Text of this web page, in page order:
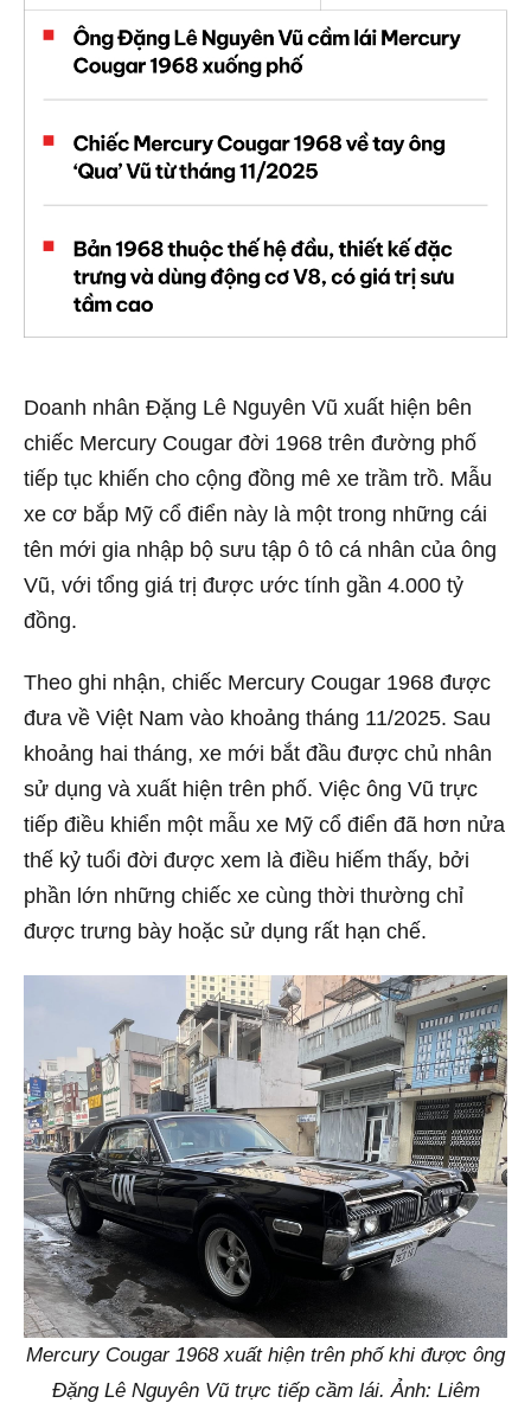
Doanh nhân Đặng Lê Nguyên Vũ xuất hiện bên
chiếc Mercury Cougar đời 1968 trên đường phố
tiếp tục khiến cho cộng đồng mê xe trầm trồ. Mẫu
xe cơ bắp Mỹ cổ điển này là một trong những cái
tên mới gia nhập bộ sưu tập ô tô cá nhân của ông
Vũ, với tổng giá trị được ước tính gần 4.000 tỷ
đồng.
Theo ghi nhận, chiếc Mercury Cougar 1968 được
đưa về Việt Nam vào khoảng tháng 11/2025. Sau
khoảng hai tháng, xe mới bắt đầu được chủ nhân
sử dụng và xuất hiện trên phố. Việc ông Vũ trực
tiếp điều khiển một mẫu xe Mỹ cổ điển đã hơn nửa
thế kỷ tuổi đời được xem là điều hiếm thấy, bởi
phần lớn những chiếc xe cùng thời thường chỉ
được trưng bày hoặc sử dụng rất hạn chế.
Mercury Cougar 1968 xuất hiện trên phố khi được ông
Đặng Lê Nguyên Vũ trực tiếp cầm lái. Ảnh: Liêm